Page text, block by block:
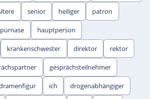
senior heiliger patron
hauptperson
krankenschwester direktor rektor
gesprächsteilnehmer
ich drogenabhängiger